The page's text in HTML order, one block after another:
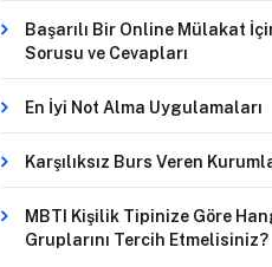
Başarılı Bir Online Mülakat
Sorusu ve Cevapları
En İyi Not Alma Uygulamaları
Karşılıksız Burs Veren
MBTI Kişilik Tipinize Göre
Gruplarını Tercih Etmelisiniz?